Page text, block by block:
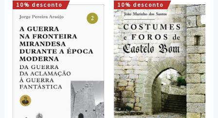
10% desconto
O
preço
original
era:
20,00 €.
O
preço
é:
18,00 €.
10% desconto
O
preço
original
era:
16,00 €.
O
preço
atual
é:
14,40 €.